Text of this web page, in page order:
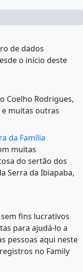
de dados
o início deste
Coelho Rodrigues,
muitas outras
da Família
muitas
do sertão dos
Serra da Ibiapaba,
fins lucrativos
para ajudá-lo a
pessoas aqui neste
no Family